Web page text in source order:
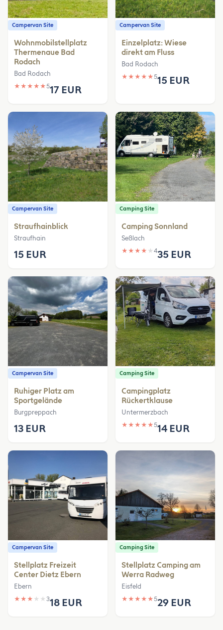
Campervan Site
Wohnmobilstellplatz
Thermenaue Bad
Rodach
Bad Rodach
★ ★ ★ ★ ★517 EUR
Campervan Site
Einzelplatz: Wiese
direkt am Fluss
Bad Rodach
★ ★ ★ ★ ★515 EUR
Campervan Site
Straufhainblick
Straufhain
15 EUR
Camping Site
Camping Sonnland
Seßlach
★ ★ ★ ★ ★ 435 EUR
Campervan Site
Ruhiger Platz am
Sportgelände
Burgpreppach
13 EUR
Camping Site
Campingplatz
Rückertklause
Untermerzbach
★ ★ ★ ★ ★514 EUR
Campervan Site
Stellplatz Freizeit
Center Dietz Ebern
Ebern
★ ★ ★ ★ ★ 318 EUR
Camping Site
Stellplatz Camping am
Werra Radweg
Eisfeld
★ ★ ★ ★ ★529 EUR